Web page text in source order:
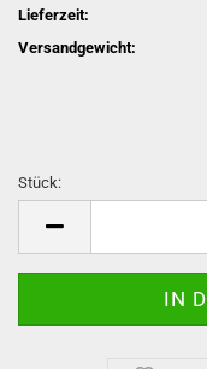
Lieferzeit:
Versandgewicht:
Stück: